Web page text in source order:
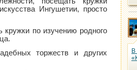
Ингушетии, просто
по изучению родного
торжеств и других
В